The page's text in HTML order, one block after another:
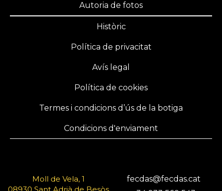
Autoria de fotos
Històric
Política de privacitat
Avís legal
Política de cookies
Termes i condicions d’ús de la botiga
Condicions d'enviament
Moll de Vela, 1
fecdas@fecdas.cat